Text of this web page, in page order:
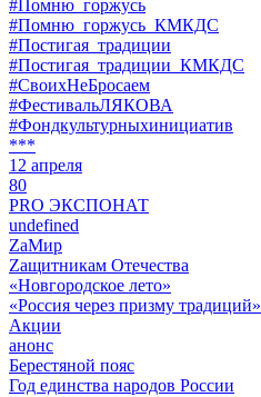
#Помню_горжусь
#Помню_горжусь_КМКДС
#Постигая_традиции
#Постигая_традиции_КМКДС
#СвоихНеБросаем
#ФестивальЛЯКОВА
#Фондкультурныхинициатив
***
12 апреля
80
PRO ЭКСПОНАТ
undefined
ZaМир
Zащитникам Отечества
«Новгородское лето»
«Россия через призму традиций»
Акции
анонс
Берестяной пояс
Год единства народов России